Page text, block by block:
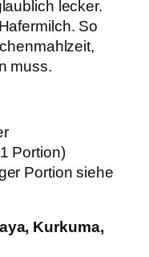
lecker.
So
muss.
Portion)
Portion siehe
Kurkuma,